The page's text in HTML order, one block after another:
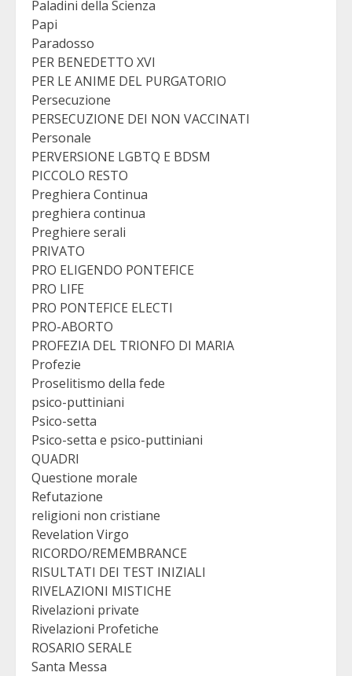
Paladini della Scienza
Papi
Paradosso
PER BENEDETTO XVI
PER LE ANIME DEL PURGATORIO
Persecuzione
PERSECUZIONE DEI NON VACCINATI
Personale
PERVERSIONE LGBTQ E BDSM
PICCOLO RESTO
Preghiera Continua
preghiera continua
Preghiere serali
PRIVATO
PRO ELIGENDO PONTEFICE
PRO LIFE
PRO PONTEFICE ELECTI
PRO-ABORTO
PROFEZIA DEL TRIONFO DI MARIA
Profezie
Proselitismo della fede
psico-puttiniani
Psico-setta
Psico-setta e psico-puttiniani
QUADRI
Questione morale
Refutazione
religioni non cristiane
Revelation Virgo
RICORDO/REMEMBRANCE
RISULTATI DEI TEST INIZIALI
RIVELAZIONI MISTICHE
Rivelazioni private
Rivelazioni Profetiche
ROSARIO SERALE
Santa Messa